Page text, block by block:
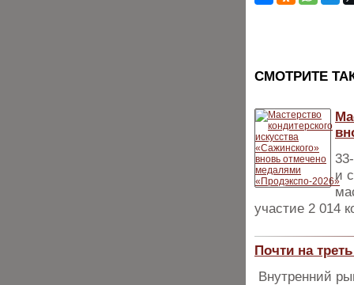
CМОТРИТЕ
и
участие 2 014
Почти на
Внутренний